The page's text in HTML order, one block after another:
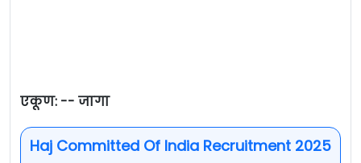
एकूण: -- जागा
Haj Committed Of India Recruitment 2025